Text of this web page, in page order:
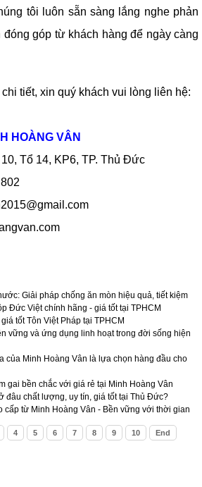
tôi luôn sẵn sàng lắng nghe phản
đóng góp từ khách hàng để ngày càng
tiết, xin quý khách vui lòng liên hệ:
HOÀNG VÂN
Tổ 14, KP6, TP. Thủ Đức
Giải pháp chống ăn mòn hiệu quả, tiết kiệm
Đức Việt chính hãng - giá tốt tại TPHCM
tốt Tôn Việt Pháp tại TPHCM
vững và ứng dụng linh hoạt trong đời sống hiện
của Minh Hoàng Vân là lựa chọn hàng đầu cho
gai bền chắc với giá rẻ tại Minh Hoàng Vân
đâu chất lượng, uy tín, giá tốt tại Thủ Đức?
cấp từ Minh Hoàng Vân - Bền vững với thời gian
4 5 6 7 8 9 10 End